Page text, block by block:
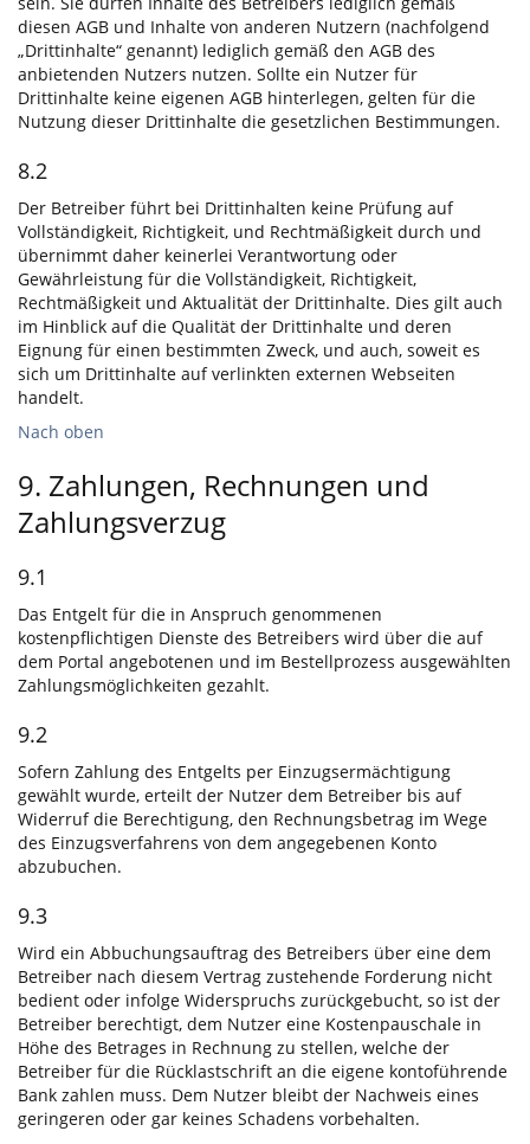
diesen AGB und Inhalte von anderen Nutzern (nachfolgend
„Drittinhalte“ genannt) lediglich gemäß den AGB des
anbietenden Nutzers nutzen. Sollte ein Nutzer für
Drittinhalte keine eigenen AGB hinterlegen, gelten für die
Nutzung dieser Drittinhalte die gesetzlichen Bestimmungen.
8.2
Der Betreiber führt bei Drittinhalten keine Prüfung auf
Vollständigkeit, Richtigkeit, und Rechtmäßigkeit durch und
übernimmt daher keinerlei Verantwortung oder
Gewährleistung für die Vollständigkeit, Richtigkeit,
Rechtmäßigkeit und Aktualität der Drittinhalte. Dies gilt auch
im Hinblick auf die Qualität der Drittinhalte und deren
Eignung für einen bestimmten Zweck, und auch, soweit es
sich um Drittinhalte auf verlinkten externen Webseiten
handelt.
Nach oben
9. Zahlungen, Rechnungen und
Zahlungsverzug
9.1
Das Entgelt für die in Anspruch genommenen
kostenpflichtigen Dienste des Betreibers wird über die auf
dem Portal angebotenen und im Bestellprozess ausgewählten
Zahlungsmöglichkeiten gezahlt.
9.2
Sofern Zahlung des Entgelts per Einzugsermächtigung
gewählt wurde, erteilt der Nutzer dem Betreiber bis auf
Widerruf die Berechtigung, den Rechnungsbetrag im Wege
des Einzugsverfahrens von dem angegebenen Konto
abzubuchen.
9.3
Wird ein Abbuchungsauftrag des Betreibers über eine dem
Betreiber nach diesem Vertrag zustehende Forderung nicht
bedient oder infolge Widerspruchs zurückgebucht, so ist der
Betreiber berechtigt, dem Nutzer eine Kostenpauschale in
Höhe des Betrages in Rechnung zu stellen, welche der
Betreiber für die Rücklastschrift an die eigene kontoführende
Bank zahlen muss. Dem Nutzer bleibt der Nachweis eines
geringeren oder gar keines Schadens vorbehalten.